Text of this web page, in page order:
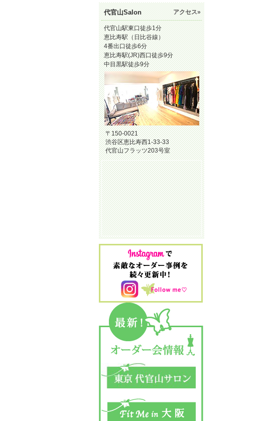
代官山Salon アクセス»
代官山駅東口徒歩1分
恵比寿駅（日比谷線）
4番出口徒歩6分
恵比寿駅(JR)西口徒歩9分
中目黒駅徒歩9分
〒150-0021
渋谷区恵比寿西1-33-33
代官山フラッツ203号室